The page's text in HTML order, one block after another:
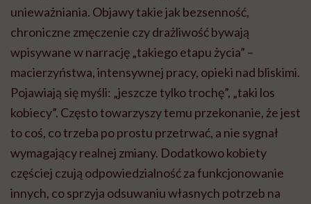
unieważniania. Objawy takie jak bezsenność,
chroniczne zmęczenie czy drażliwość bywają
wpisywane w narrację „takiego etapu życia” –
macierzyństwa, intensywnej pracy, opieki nad bliskimi.
Pojawiają się myśli: „jeszcze tylko trochę”, „taki los
kobiecy”. Często towarzyszy temu przekonanie, że jest
to coś, co trzeba po prostu przetrwać, a nie sygnał
wymagający realnej zmiany. Dodatkowo kobiety
częściej czują odpowiedzialność za funkcjonowanie
innych, co sprzyja odsuwaniu własnych potrzeb na